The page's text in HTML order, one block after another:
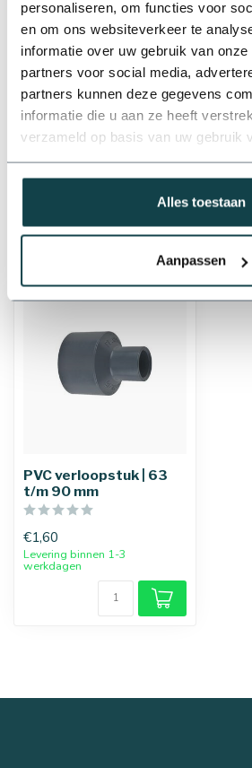
personaliseren, om functies voor
en om ons websiteverkeer te
informatie over uw gebruik van
partners voor social media,
partners kunnen deze gegevens
informatie die u aan ze heeft
verzameld op basis van uw gebruik
Alles toestaan
Aanpassen
PVC verloopstuk | 20 t/m
Op voorraad
Professioneel advies
Advies nodig van de
740 032.
Recent bekeken
PVC verloopstuk | 63
t/m 90 mm
€1,60
Levering binnen 1-3
werkdagen